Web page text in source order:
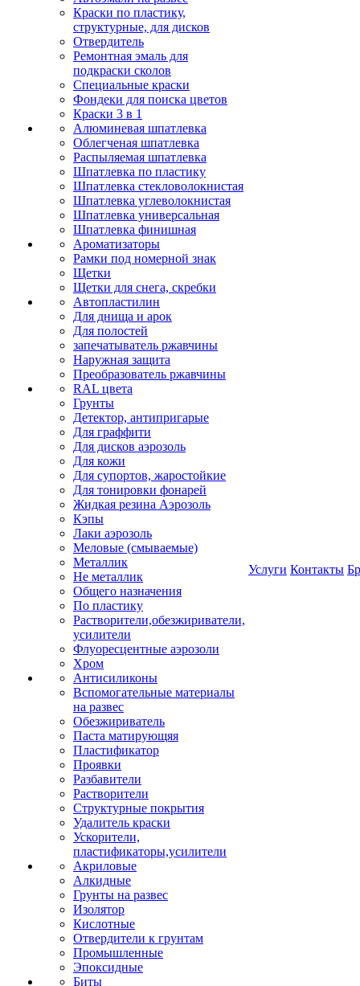
Краски по пластику,
структурные, для дисков
Отвердитель
Ремонтная эмаль для
подкраски сколов
Специальные краски
Фондеки для поиска цветов
Краски 3 в 1
Алюминевая шпатлевка
Облегченая шпатлевка
Распыляемая шпатлевка
Шпатлевка по пластику
Шпатлевка стекловолокнистая
Шпатлевка углеволокнистая
Шпатлевка универсальная
Шпатлевка финишная
Ароматизаторы
Рамки под номерной знак
Щетки
Щетки для снега, скребки
Автопластилин
Для днища и арок
Для полостей
запечатыватель ржавчины
Наружная защита
Преобразователь ржавчины
RAL цвета
Грунты
Детектор, антипригарые
Для граффити
Для дисков аэрозоль
Для кожи
Для супортов, жаростойкие
Для тонировки фонарей
Жидкая резина Аэрозоль
Кэпы
Лаки аэрозоль
Меловые (смываемые)
Металлик
Не металлик
Общего назначения
По пластику
Растворители,обезжириватели,
усилители
Флуоресцентные аэрозоли
Хром
Антисиликоны
Вспомогательные материалы
на развес
Обезжириватель
Паста матирующяя
Пластификатор
Проявки
Разбавители
Растворители
Структурные покрытия
Удалитель краски
Ускорители,
пластификаторы,усилители
Акриловые
Алкидные
Грунты на развес
Изолятор
Кислотные
Отвердители к грунтам
Промышленные
Эпоксидные
Биты
Услуги Контакты